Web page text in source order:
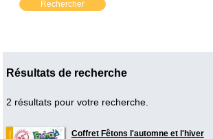
Rechercher
Résultats de recherche
2 résultats pour votre recherche.
Coffret Fêtons l'automne et l'hiver